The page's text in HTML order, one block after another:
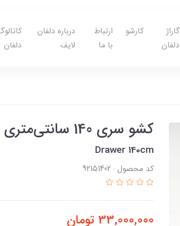
گاراژ
دلفان
کارشو
ارتباط
با ما
درباره دلفان
لایف
دلفان
کشو سری 140 سانتی‌متری وانتی
Drawer 140cm
کد محصول : 92151402
33,000,000 تومان